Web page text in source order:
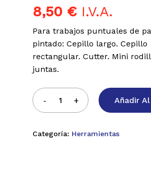
8,50 € I.V.A.
Para trabajos puntuales de
pintado: Cepillo largo. Cepillo
rectangular. Cutter. Mini
juntas.
Añadir
Categoría: Herramientas